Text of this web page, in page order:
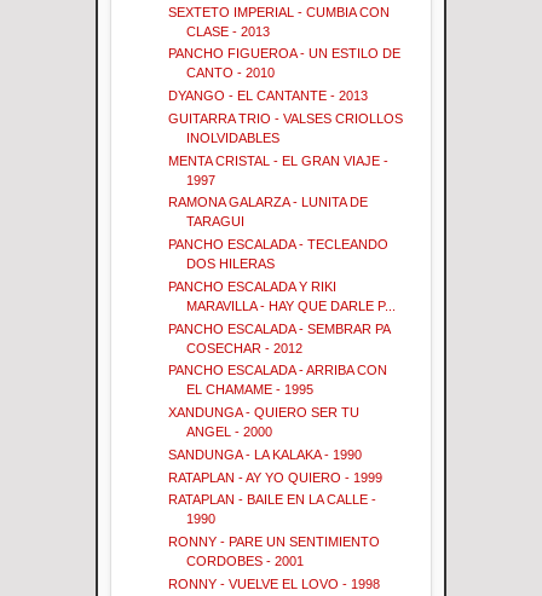
SEXTETO IMPERIAL - CUMBIA CON
CLASE - 2013
PANCHO FIGUEROA - UN ESTILO DE
CANTO - 2010
DYANGO - EL CANTANTE - 2013
GUITARRA TRIO - VALSES CRIOLLOS
INOLVIDABLES
MENTA CRISTAL - EL GRAN VIAJE -
1997
RAMONA GALARZA - LUNITA DE
TARAGUI
PANCHO ESCALADA - TECLEANDO
DOS HILERAS
PANCHO ESCALADA Y RIKI
MARAVILLA - HAY QUE DARLE P...
PANCHO ESCALADA - SEMBRAR PA
COSECHAR - 2012
PANCHO ESCALADA - ARRIBA CON
EL CHAMAME - 1995
XANDUNGA - QUIERO SER TU
ANGEL - 2000
SANDUNGA - LA KALAKA - 1990
RATAPLAN - AY YO QUIERO - 1999
RATAPLAN - BAILE EN LA CALLE -
1990
RONNY - PARE UN SENTIMIENTO
CORDOBES - 2001
RONNY - VUELVE EL LOVO - 1998